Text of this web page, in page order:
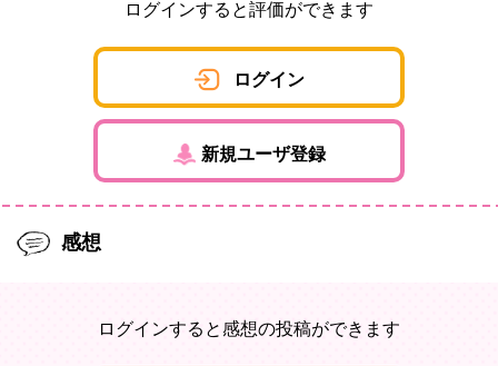
ログインすると評価ができます
ログイン
新規ユーザ登録
感想
ログインすると感想の投稿ができます